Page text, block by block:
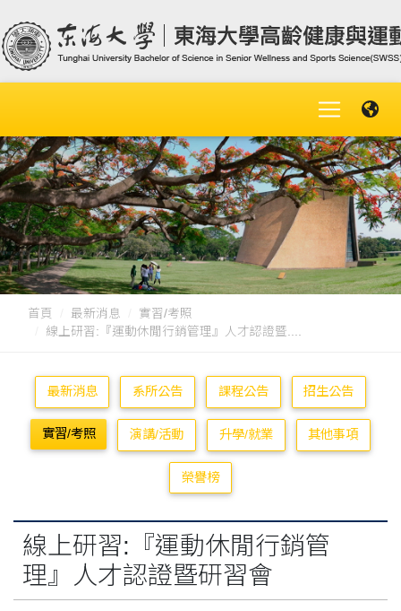
首頁 最新消息
實習/考照
線上研習:『運動休閒行銷管理』人才認證暨....
最新消息 系所公告 課程公告 招生公告
實習/考照 演講/活動 升學/就業 其他事項
榮譽榜
線上研習:『運動休閒行銷管
理』人才認證暨研習會